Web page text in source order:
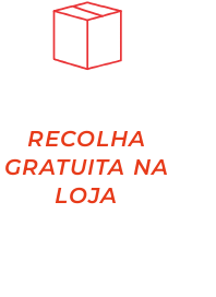
RECOLHA
GRATUITA NA
LOJA